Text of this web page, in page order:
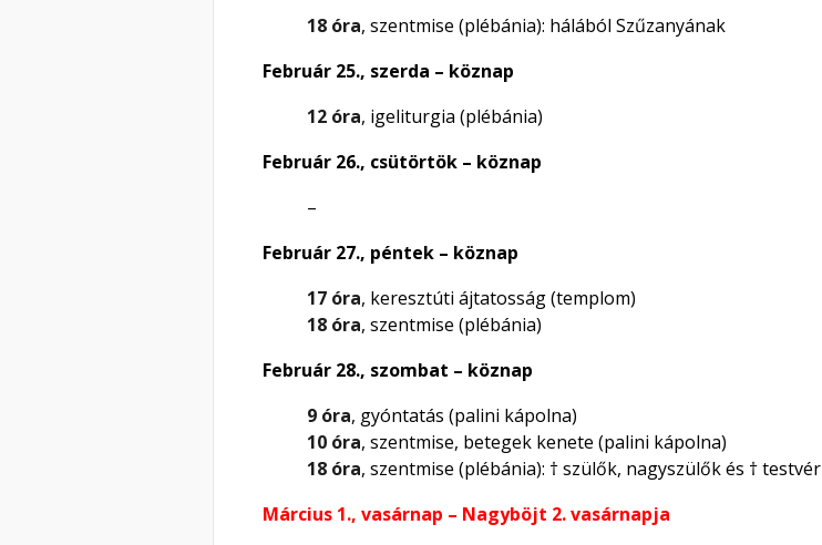
18 óra, szentmise (plébánia): hálából Szűzanyának
Február 25., szerda – köznap
12 óra, igeliturgia (plébánia)
Február 26., csütörtök – köznap
–
Február 27., péntek – köznap
17 óra, keresztúti ájtatosság (templom)
18 óra, szentmise (plébánia)
Február 28., szombat – köznap
9 óra, gyóntatás (palini kápolna)
10 óra, szentmise, betegek kenete (palini kápolna)
18 óra, szentmise (plébánia): † szülők, nagyszülők és † testvér
Március 1., vasárnap – Nagyböjt 2. vasárnapja